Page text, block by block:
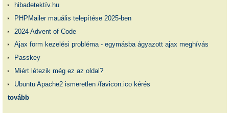
hibadetektív.hu
PHPMailer mauális telepítése 2025-ben
2024 Advent of Code
Ajax form kezelési probléma - egymásba ágyazott ajax meghívás
Passkey
Miért létezik még ez az oldal?
Ubuntu Apache2 ismeretlen /favicon.ico kérés
tovább